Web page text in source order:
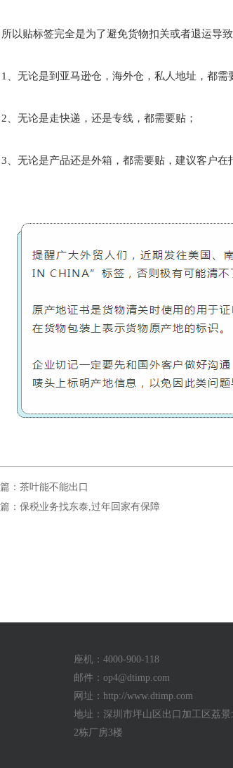
所以贴标签完全是为了避免货物扣关或者退运导
1、无论是到亚马逊仓，海外仓，私人地址，都需
2、无论是走快递，还是专线，都需要贴；
3、无论是产品还是外箱，都需要贴，建议客户在
：茶叶能不能出口
：保税业务找东泰,过年回家有保障
座机：4000-900-118
邮件： op4@dtimp.com
网址：http://www.dtimp.com
地址：深圳市坪山区出口加工区荔
2栋厂房3楼